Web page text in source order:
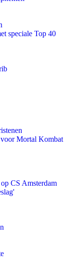
speciale Top 40
Mortal Kombat
CS Amsterdam